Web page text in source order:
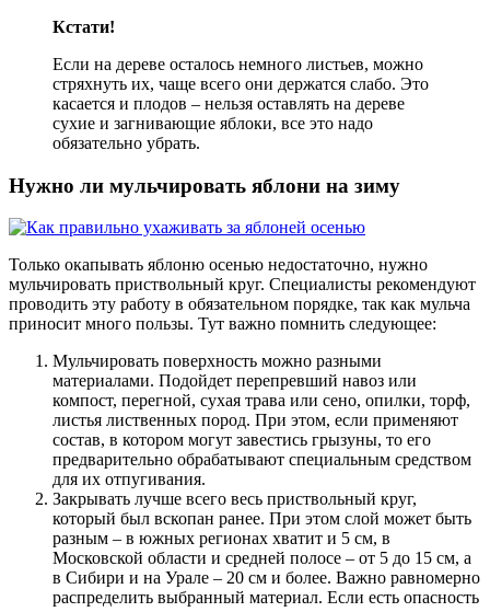
Кстати!
Если на дереве осталось немного листьев, можно
стряхнуть их, чаще всего они держатся слабо. Это
касается и плодов – нельзя оставлять на дереве
сухие и загнивающие яблоки, все это надо
обязательно убрать.
Нужно ли мульчировать яблони на зиму
Только окапывать яблоню осенью недостаточно, нужно
мульчировать приствольный круг. Специалисты рекомендуют
проводить эту работу в обязательном порядке, так как мульча
приносит много пользы. Тут важно помнить следующее:
Мульчировать поверхность можно разными
материалами. Подойдет перепревший навоз или
компост, перегной, сухая трава или сено, опилки, торф,
листья лиственных пород. При этом, если применяют
состав, в котором могут завестись грызуны, то его
предварительно обрабатывают специальным средством
для их отпугивания.
Закрывать лучше всего весь приствольный круг,
который был вскопан ранее. При этом слой может быть
разным – в южных регионах хватит и 5 см, в
Московской области и средней полосе – от 5 до 15 см, а
в Сибири и на Урале – 20 см и более. Важно равномерно
распределить выбранный материал. Если есть опасность